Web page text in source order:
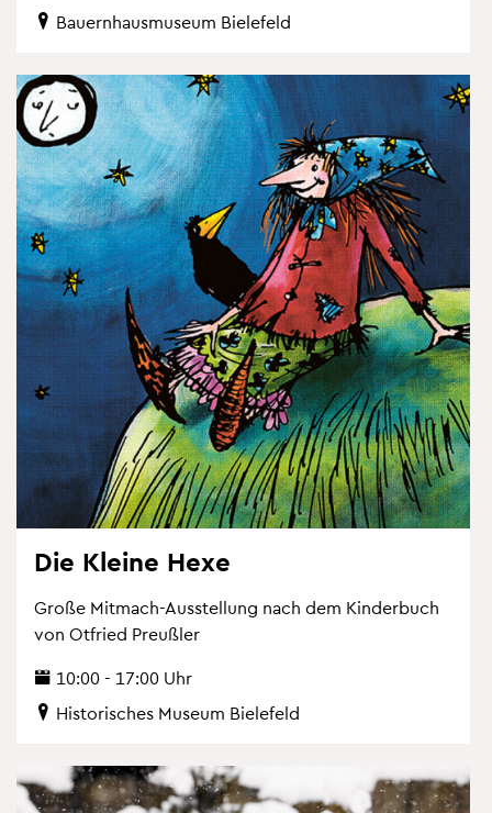
Bau­ern­haus­mu­se­um Bie­le­feld
Die Klei­ne Hexe
Große Mit­mach-Aus­stel­lung nach dem Kin­der­buch
von Ot­fried Preu­ß­ler
10:00 - 17:00 Uhr
His­to­ri­sches Mu­se­um Bie­le­feld